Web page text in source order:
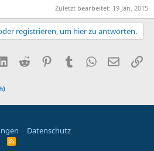
Zuletzt bearbeitet: 19 Jan. 2015
registrieren, um hier zu antworten.
LinkedIn
Reddit PinterestTumblr WhatsApp
E-Mail
Datenschutz
R